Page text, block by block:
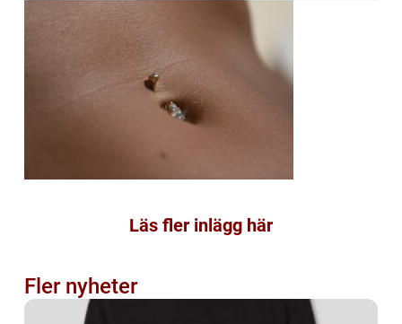
Läs fler inlägg här
Fler nyheter